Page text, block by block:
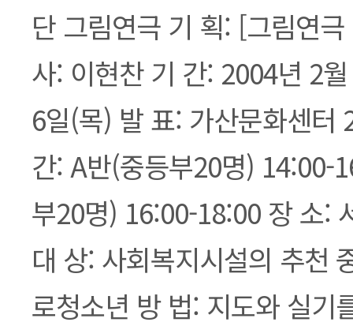
단 그림연극 기 획: [그림연
사: 이현찬 기 간: 2004년 2
6일(목) 발 표: 가산문화센터
간: A반(중등부20명) 14:00-
부20명) 16:00-18:00 장 소:
대 상: 사회복지시설의 추천
로청소년 방 법: 지도와 실기